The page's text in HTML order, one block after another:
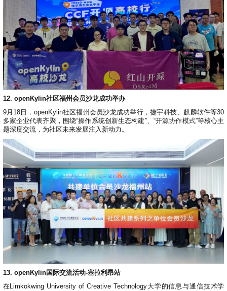
12. openKylin社区福州会员沙龙成功举办
9月18日，openKylin社区福州会员沙龙成功举行，捷宇科技、麒麟软件等30
多家企业代表齐聚，围绕“操作系统创新生态构建”、“开源协作模式”等核心主
题深度交流，为社区未来发展注入新动力。
13. openKylin国际交流活动-塞拉利昂站
在Limkokwing University of Creative Technology大学的信息与通信技术学